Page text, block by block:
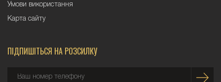
Умови використання
Карта сайту
ПІДПИШІТЬСЯ НА РОЗСИЛКУ